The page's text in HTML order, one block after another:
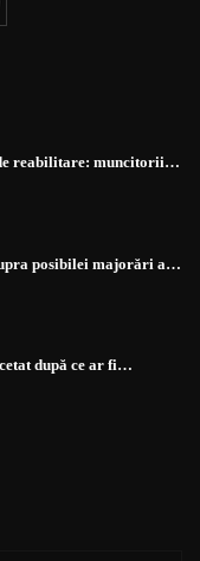
de reabilitare: muncitorii…
posibilei majorări a…
după ce ar fi…